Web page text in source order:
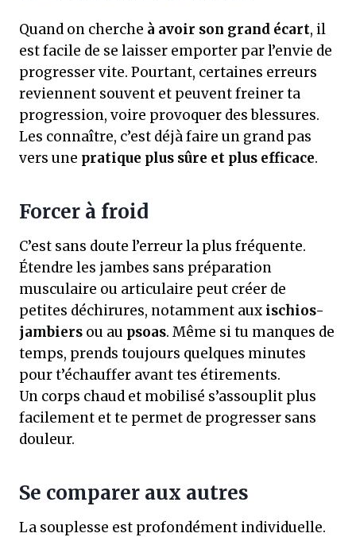
Quand on cherche à avoir son grand écart, il
est facile de se laisser emporter par l’envie de
progresser vite. Pourtant, certaines erreurs
reviennent souvent et peuvent freiner ta
progression, voire provoquer des blessures.
Les connaître, c’est déjà faire un grand pas
vers une pratique plus sûre et plus efficace.
Forcer à froid
C’est sans doute l’erreur la plus fréquente.
Étendre les jambes sans préparation
musculaire ou articulaire peut créer de
petites déchirures, notamment aux ischios-
jambiers ou au psoas. Même si tu manques de
temps, prends toujours quelques minutes
pour t’échauffer avant tes étirements.
Un corps chaud et mobilisé s’assouplit plus
facilement et te permet de progresser sans
douleur.
Se comparer aux autres
La souplesse est profondément individuelle.